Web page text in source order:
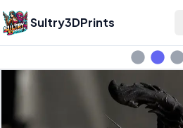
Sultry3DPrints